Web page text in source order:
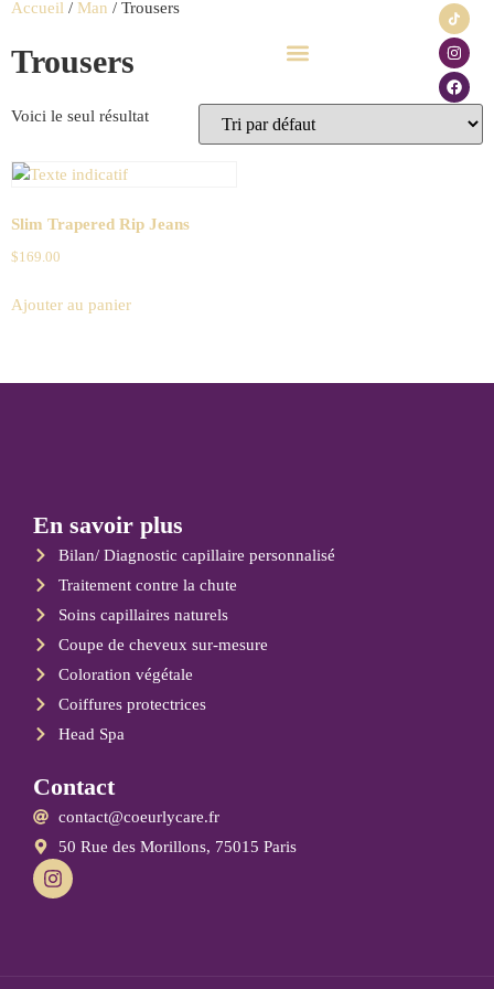
Accueil / Man / Trousers
Trousers
Voici le seul résultat
Slim Trapered Rip Jeans
$169.00
Ajouter au panier
En savoir plus
Bilan/ Diagnostic capillaire personnalisé
Traitement contre la chute
Soins capillaires naturels
Coupe de cheveux sur-mesure
Coloration végétale
Coiffures protectrices
Head Spa
Contact
contact@coeurlycare.fr
50 Rue des Morillons, 75015 Paris